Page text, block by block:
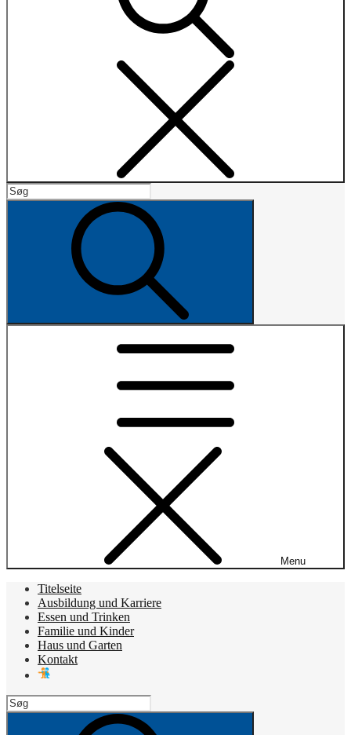
Search
for:
Menu
Titelseite
Ausbildung und Karriere
Essen und Trinken
Familie und Kinder
Haus und Garten
Kontakt
Search
for: